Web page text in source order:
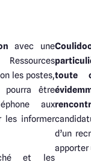
avec une
les postes,
pourra être
aux
les informer
et les
toute
d’un
apporter